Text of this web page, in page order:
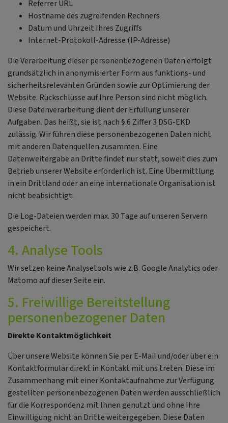
Referrer URL
Hostname des zugreifenden Rechners
Datum und Uhrzeit Ihres Zugriffs
Internet-Protokoll-Adresse (IP-Adresse)
Die Verarbeitung dieser personenbezogenen Daten erfolgt
grundsätzlich in anonymisierter Form aus funktions- und
sicherheitsrelevanten Gründen sowie zur Optimierung der
Website. Rückschlüsse auf Ihre Person sind nicht möglich.
Diese Datenverarbeitung dient der Erfüllung unserer
Aufgaben. Das heißt, sie ist nach § 6 Ziffer 3 DSG-EKD
zulässig. Wir führen diese personenbezogenen Daten nicht
mit anderen Datenquellen zusammen. Eine
Datenweitergabe an Dritte findet nur statt, soweit dies zum
Betrieb unserer Website erforderlich ist. Eine Übermittlung
in ein Drittland oder an eine internationale Organisation ist
nicht beabsichtigt.
Die Log-Dateien werden max. 30 Tage auf unseren Servern
gespeichert.
4. Analyse Tools
Wir setzen keine Analysetools wie z.B. Google Analytics oder
Matomo auf dieser Seite ein.
5. Freiwillige Bereitstellung
personenbezogener Daten
Direkte Kontaktmöglichkeit
Über unsere Website können Sie per E-Mail und/oder über ein
Kontaktformular direkt in Kontakt mit uns treten. Diese im
Zusammenhang mit einer Kontaktaufnahme zur Verfügung
gestellten personenbezogenen Daten werden ausschließlich
für die Korrespondenz mit Ihnen genutzt und ohne Ihre
Einwilligung nicht an Dritte weitergegeben. Diese Daten